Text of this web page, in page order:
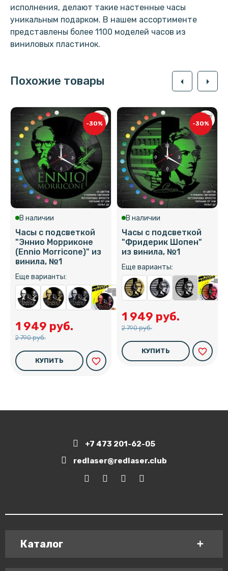
исполнения, делают такие настенные часы
уникальным подарком. В нашем ассортименте
представлены более 1100 моделей часов из
виниловых пластинок.
Похожие товары arrow_left arrow_right
-30%
В наличии
Часы с подсветкой
"Эннио Морриконе
(Ennio Morricone)" из
винила, №1
Еще варианты:
1 949 руб.
2 790 руб.
КУПИТЬ favorite_border
-30%
В наличии
Часы с подсветкой
"Фридерик Шопен"
из винила, №1
Еще варианты:
1 949 руб.
2 790 руб.
КУПИТЬ favorite_border
+7 473 201-62-05
redlaser@redlaser.club
Каталог